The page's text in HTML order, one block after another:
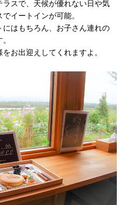
スで、天候が優れない日や気
イートインが可能。
はもちろん、お子さん連れの
お出迎えしてくれますよ。